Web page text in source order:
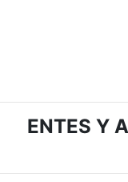
ENTES Y